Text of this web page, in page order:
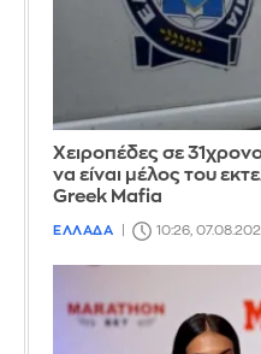
Χειροπέδες σε
να είναι μέλος του
Greek Mafia
ΕΛΛΑΔΑ 10:26,